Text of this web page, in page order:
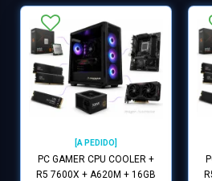
[A PEDIDO]
PC GAMER CPU COOLER +
R5 7600X + A620M + 16GB